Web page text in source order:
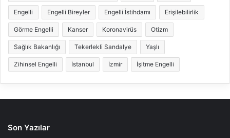
Engelli Engelli Bireyler Engelli İstihdamı Erişilebilirlik
Görme Engelli Kanser Koronavirüs Otizm
Sağlık Bakanlığı Tekerlekli Sandalye Yaşlı
Zihinsel Engelli İstanbul İzmir İşitme Engelli
Son Yazılar